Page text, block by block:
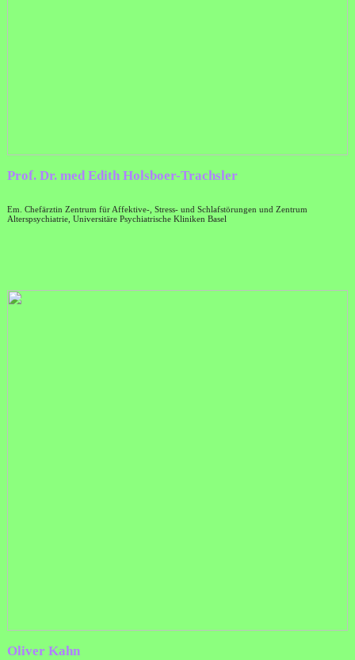
Prof. Dr. med Edith Holsboer-Trachsler
Em. Chefärztin Zentrum für Affektive-, Stress- und Schlafstörungen und Zentrum
Alterspsychiatrie, Universitäre Psychiatrische Kliniken Basel
Oliver Kahn